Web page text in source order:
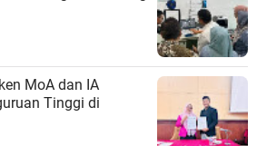
MoA dan IA
Tinggi di